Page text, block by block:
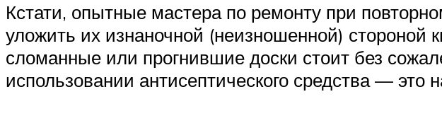
Кстати, опытные мастера по ремонту при
уложить их изнаночной (неизношенной)
сломанные или прогнившие доски стоит без
использовании антисептического средства — это